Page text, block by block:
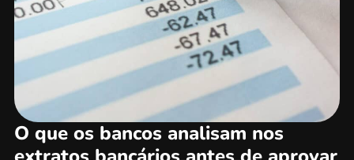
O que os bancos analisam nos